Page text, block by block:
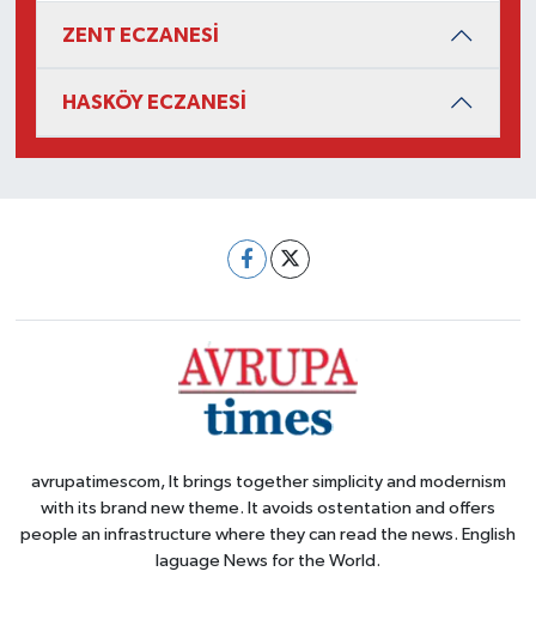
ZENT ECZANESİ
HASKÖY ECZANESİ
avrupatimescom, It brings together simplicity and modernism
with its brand new theme. It avoids ostentation and offers
people an infrastructure where they can read the news. English
laguage News for the World.